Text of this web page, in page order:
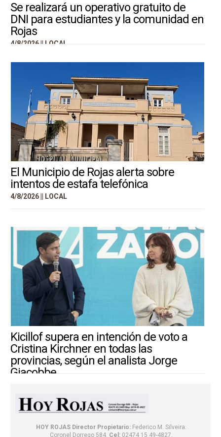
Se realizará un operativo gratuito de
DNI para estudiantes y la comunidad en
Rojas
4/8/2026 || LOCAL
El Municipio de Rojas alerta sobre
intentos de estafa telefónica
4/8/2026 || LOCAL
Kicillof supera en intención de voto a
Cristina Kirchner en todas las
provincias, según el analista Jorge
Giacobbe
HOY ROJAS Director Propietario:Federico M. Silveira.
Coronel Dorrego 584. Cel:02474 15 49-4827.